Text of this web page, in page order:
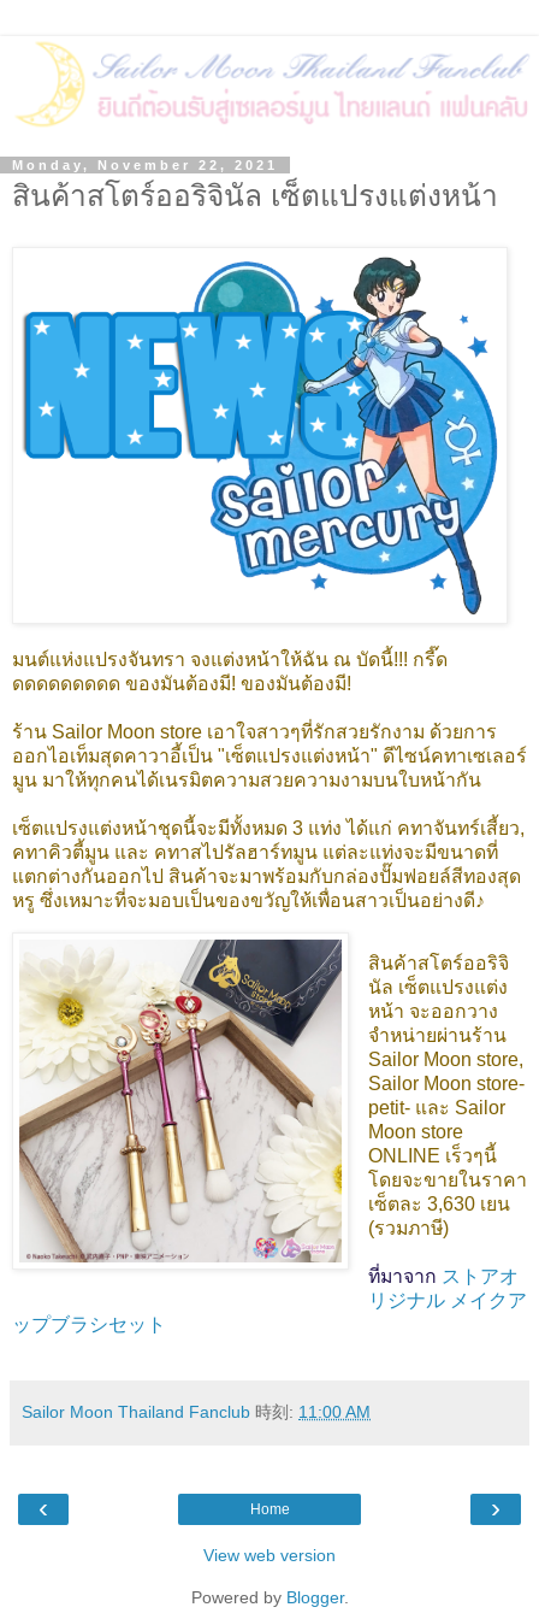
Monday, November 22, 2021
สินค้าสโตร์ออริจินัล เซ็ตแปรงแต่งหน้า
มนต์แห่งแปรงจันทรา จงแต่งหน้าให้ฉัน ณ บัดนี้!!! กรี๊ด
ดดดดดดดดด ของมันต้องมี! ของมันต้องมี!
ร้าน Sailor Moon store เอาใจสาวๆที่รักสวยรักงาม ด้วยการ
ออกไอเท็มสุดคาวาอี้เป็น "เซ็ตแปรงแต่งหน้า" ดีไซน์คทาเซเลอร์
มูน มาให้ทุกคนได้เนรมิตความสวยความงามบนใบหน้ากัน
เซ็ตแปรงแต่งหน้าชุดนี้จะมีทั้งหมด 3 แท่ง ได้แก่ คทาจันทร์เสี้ยว,
คทาคิวตี้มูน และ คทาสไปรัลฮาร์ทมูน แต่ละแท่งจะมีขนาดที่
แตกต่างกันออกไป สินค้าจะมาพร้อมกับกล่องปั๊มฟอยล์สีทองสุด
หรู ซึ่งเหมาะที่จะมอบเป็นของขวัญให้เพื่อนสาวเป็นอย่างดี♪
สินค้าสโตร์ออริจิ
นัล เซ็ตแปรงแต่ง
หน้า จะออกวาง
จำหน่ายผ่านร้าน
Sailor Moon store,
Sailor Moon store-
petit- และ Sailor
Moon store
ONLINE เร็วๆนี้
โดยจะขายในราคา
เซ็ตละ 3,630 เยน
(รวมภาษี)
ที่มาจาก ストアオ
リジナル メイクア
ップブラシセット
Sailor Moon Thailand Fanclub 時刻: 11:00 AM
‹ ›
Home
View web version
Powered by Blogger.